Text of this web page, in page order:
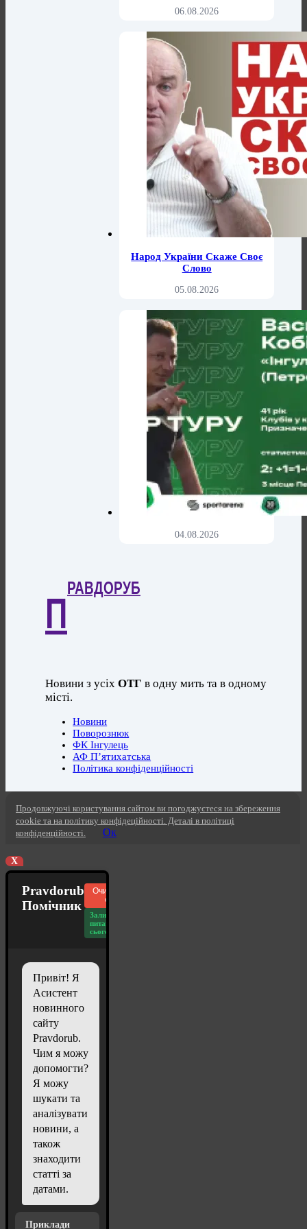
06.08.2026
Народ України Скаже Своє
Слово
05.08.2026
04.08.2026
П
РАВДОРУБ
Новини з усіхОТГ в одну мить та в одному
місті.
Новини
Поворознюк
ФК Інгулець
АФ П’ятихатська
Політика конфіденційності
Продовжуючі користування сайтом ви погоджуєтеся на збереження
cookie та на політику конфідеційності. Деталі в політиці
конфіденційності.
Ок
X
Pravdorub
Помічник
Очистити
чат
Залишилось
питань
сьогодні: 20
Привіт! Я
Асистент
новинного
сайту
Pravdorub.
Чим я можу
допомогти?
Я можу
шукати та
аналізувати
новини, а
також
знаходити
статті за
датами.
Приклади